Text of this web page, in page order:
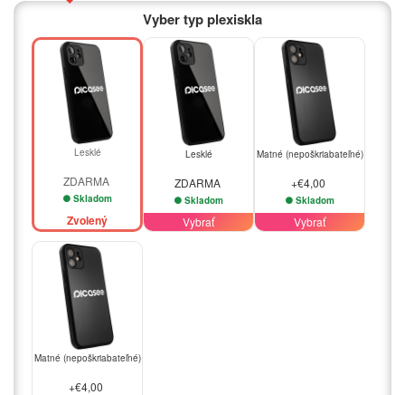
Vyber typ plexiskla
Lesklé
ZDARMA
Skladom
Zvolený
Lesklé
ZDARMA
Skladom
Vybrať
Matné (nepoškriabateľné)
+€4,00
Skladom
Vybrať
Matné (nepoškriabateľné)
+€4,00